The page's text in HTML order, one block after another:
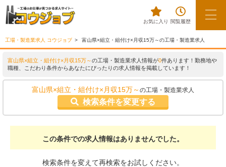
お気に入り 閲覧履歴
工場・製造業求人 コウジョブ 富山県×組立・組付け×月収15万～の工場・製造業求人
富山県×組立・組付け×月収15万～の工場・製造業求人情報が0件あります！勤務地や
職種、こだわり条件からあなたにぴったりの求人情報を掲載しています！
富山県×組立・組付け×月収15万～ の工場・製造業求人
検索条件を変更する
この条件での求人情報はありませんでした。
検索条件を変えて再検索をお試しください。